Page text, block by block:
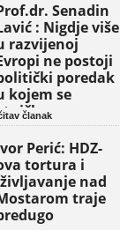
Senadin
: Nigdje više
razvijenoj
ne postoji
poredak
kojem se
grupe
kao
političke
članak
Perić: HDZ-
tortura i
nad
traje